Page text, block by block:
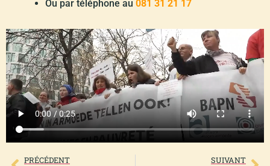
Ou par téléphone au 081 31 21 17
PRÉCÉDENT SUIVANT